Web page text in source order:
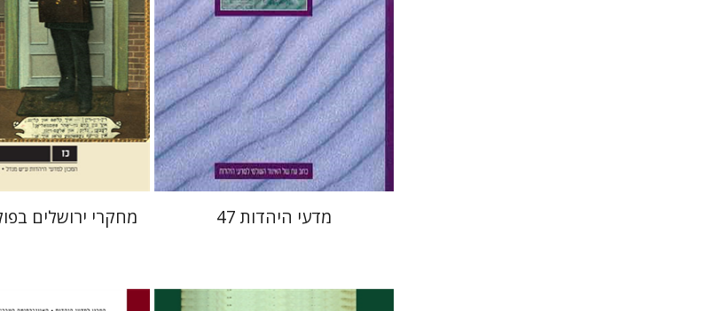
הנחת אתר ספר מודפס
$35
$32
מדעי היהדות 47
הנחת אתר ספר
$46
$41
מחקרי ירושלים